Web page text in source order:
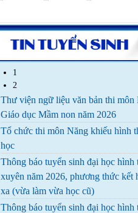
1
2
Thư viện ngữ liệu văn bản thi môn
Giáo dục Mầm non năm 2026
Tổ chức thi môn Năng khiếu hình
học
Thông báo tuyển sinh đại học hình
xuyên năm 2026, phương thức kết
xa (vừa làm vừa học cũ)
Thông báo tuyển sinh đại học hình